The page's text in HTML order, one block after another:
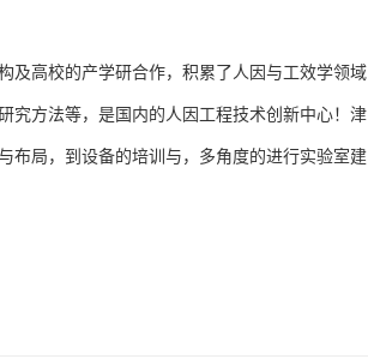
及高校的产学研合作，积累了人因与工效学领域
究方法等，是国内的人因工程技术创新中心！津
布局，到设备的培训与，多角度的进行实验室建